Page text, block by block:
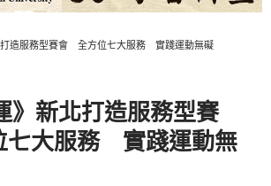
打造服務型賽會 全方位七大服務 實踐運動無礙
》新北打造服務型賽
大服務 實踐運動無